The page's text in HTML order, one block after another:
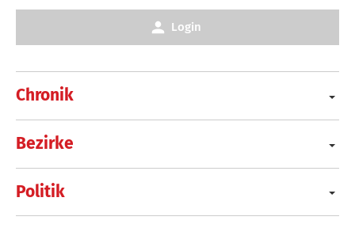
Chronik
Bezirke
Politik
Login